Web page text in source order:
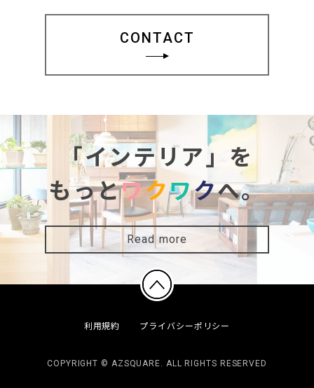
CONTACT
「インテリア」を
もっとワクワクへ。
Read more
利用規約 プライバシーポリシー
COPYRIGHT © AZSQUARE. ALL RIGHTS RESERVED